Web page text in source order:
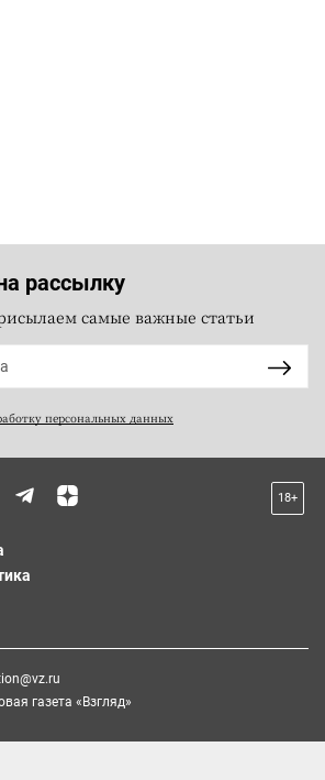
рассылку
самые важные статьи
персональных данных
18+
газета «Взгляд»